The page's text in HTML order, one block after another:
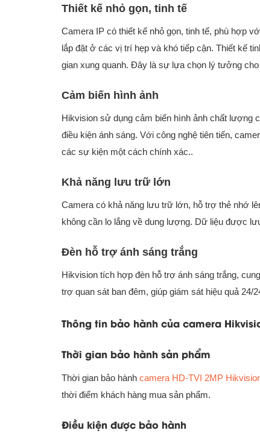
Thiết kế nhỏ gọn, tinh tế
Camera IP có thiết kế nhỏ gọn, tinh tế, phù hợp
lắp đặt ở các vị trí hẹp và khó tiếp cận. Thiết kế
gian xung quanh. Đây là sự lựa chọn lý tưởng
Cảm biến hình ảnh
Hikvision sử dụng cảm biến hình ảnh chất lượng
điều kiện ánh sáng. Với công nghệ tiên tiến,
các sự kiện một cách chính xác..
Khả năng lưu trữ lớn
Camera có khả năng lưu trữ lớn, hỗ trợ thẻ nhớ
không cần lo lắng về dung lượng. Dữ liệu được
Đèn hỗ trợ ánh sáng trắng
Hikvision tích hợp đèn hỗ trợ ánh sáng trắng,
trợ quan sát ban đêm, giúp giám sát hiệu quả 24/
Thông tin bảo hành của camera
Thời gian bảo hành sản phẩm
Thời gian bảo hành camera HD-TVI 2MP
thời điểm khách hàng mua sản phẩm.
Điều kiện được bảo hành